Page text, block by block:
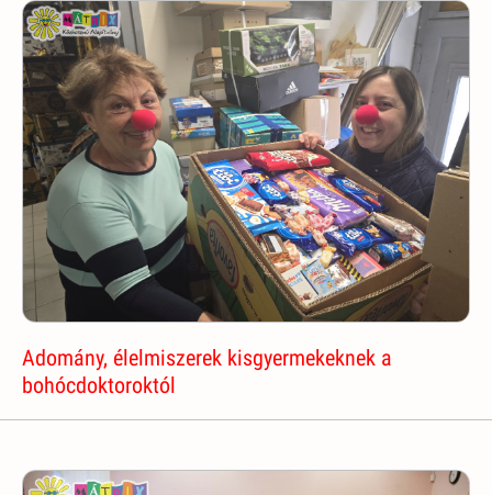
Adomány, élelmiszerek kisgyermekeknek a
bohócdoktoroktól